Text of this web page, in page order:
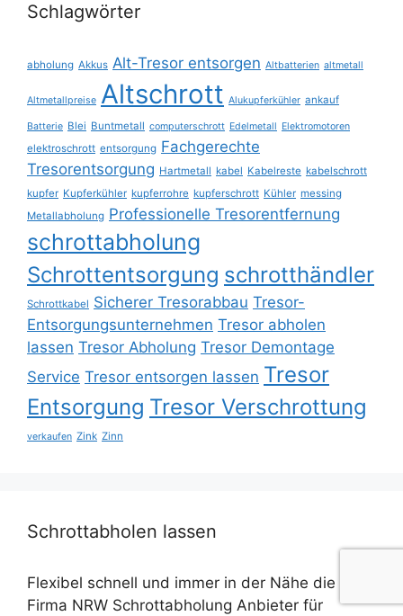
Schlagwörter
abholung Akkus Alt-Tresor entsorgen Altbatterien altmetall
Altmetallpreise Altschrott Alukupferkühler ankauf
Batterie Blei Buntmetall computerschrott Edelmetall Elektromotoren
elektroschrott entsorgung Fachgerechte
Tresorentsorgung Hartmetall kabel Kabelreste kabelschrott
kupfer Kupferkühler kupferrohre kupferschrott Kühler messing
Metallabholung Professionelle Tresorentfernung
schrottabholung
Schrottentsorgung schrotthändler
Schrottkabel Sicherer Tresorabbau Tresor-
Entsorgungsunternehmen Tresor abholen
lassen Tresor Abholung Tresor Demontage
Service Tresor entsorgen lassen Tresor
Entsorgung Tresor Verschrottung
verkaufen Zink Zinn
Schrottabholen lassen
Flexibel schnell und immer in der Nähe die
Firma NRW Schrottabholung Anbieter für